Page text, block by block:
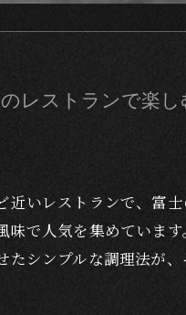
レストランで楽
近いレストランで、富
味で人気を集めていま
たシンプルな調理法が